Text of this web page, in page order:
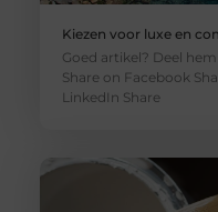
Kiezen voor luxe en
Goed artikel? Deel
Share on Facebook
LinkedIn Share